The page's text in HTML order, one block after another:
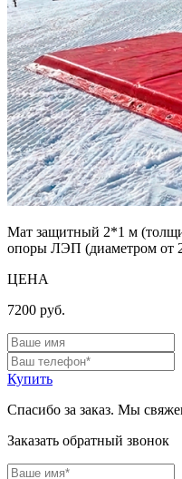
Мат защитный 2*1 м
опоры ЛЭП (диаметром от
ЦЕНА
7200 руб.
Купить
Спасибо за заказ. Мы
Заказать обратный звонок